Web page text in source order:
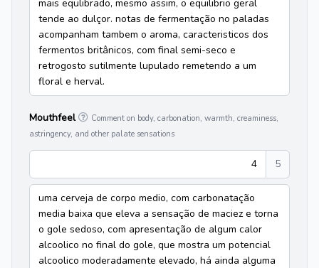
mais equlibrado, mesmo assim, o equilibrio geral
tende ao dulçor. notas de fermentação no paladas
acompanham tambem o aroma, caracteristicos dos
fermentos britânicos, com final semi-seco e
retrogosto sutilmente lupulado remetendo a um
floral e herval.
Mouthfeel
Comment on body, carbonation, warmth, creaminess,
astringency, and other palate sensations
4 5
uma cerveja de corpo medio, com carbonatação
media baixa que eleva a sensação de maciez e torna
o gole sedoso, com apresentação de algum calor
alcoolico no final do gole, que mostra um potencial
alcoolico moderadamente elevado, há ainda alguma